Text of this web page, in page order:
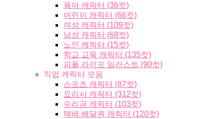
육아 캐릭터 (36컷)
어린이 캐릭터 (66컷)
여성 캐릭터 (109컷)
남성 캐릭터 (68컷)
노인 캐릭터 (15컷)
학교 교육 캐릭터 (135컷)
피플 라이프 일러스트 (90컷)
직업 캐릭터 모음
스포츠 캐릭터 (87컷)
요리사 캐릭터 (312컷)
수리공 캐릭터 (103컷)
택배 배달원 캐릭터 (120컷)